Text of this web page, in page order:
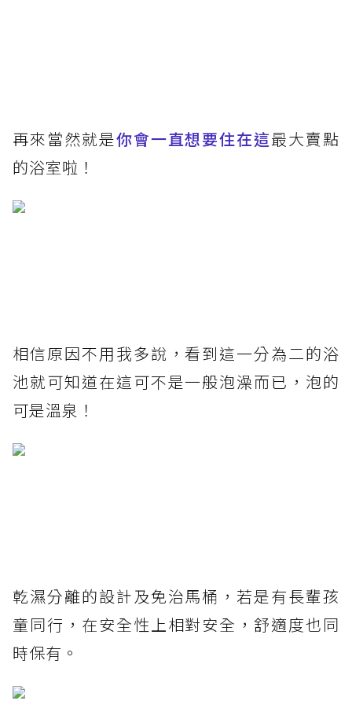
再來當然就是你會一直想要住在這最大賣點
的浴室啦！
相信原因不用我多說，看到這一分為二的浴
池就可知道在這可不是一般泡澡而已，泡的
可是溫泉！
乾濕分離的設計及免治馬桶，若是有長輩孩
童同行，在安全性上相對安全，舒適度也同
時保有。